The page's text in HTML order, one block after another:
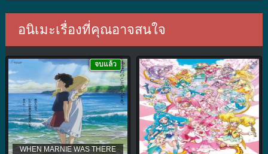
อนิเมะเรื่องที่คุณอาจสนใจ
WHEN MARNIE WAS THERE
จบแล้ว